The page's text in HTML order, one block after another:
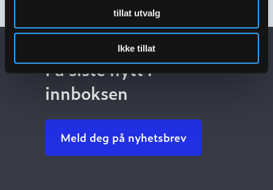
tillat utvalg
Ikke tillat
Få siste nytt i
innboksen
Meld deg på nyhetsbrev